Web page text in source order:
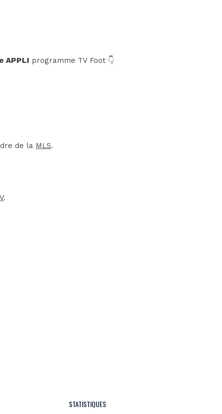
APPLI programme TV Foot 👇
de la MLS.
.
STATISTIQUES